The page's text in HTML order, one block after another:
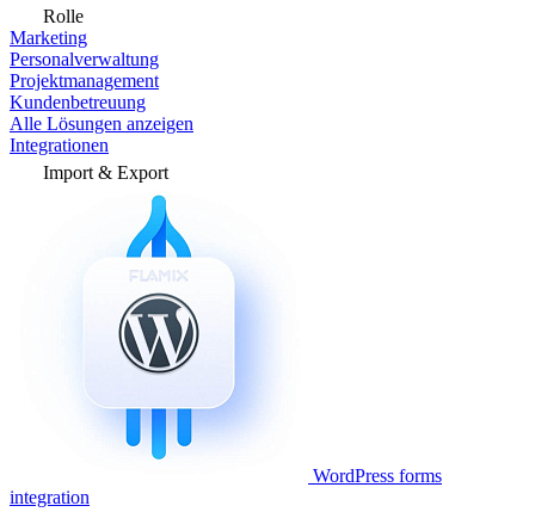
Rolle
Marketing
Personalverwaltung
Projektmanagement
Kundenbetreuung
Alle Lösungen anzeigen
Integrationen
Import & Export
WordPress forms
integration